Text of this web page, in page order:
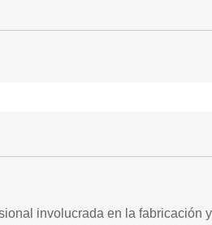
involucrada en la fabricación